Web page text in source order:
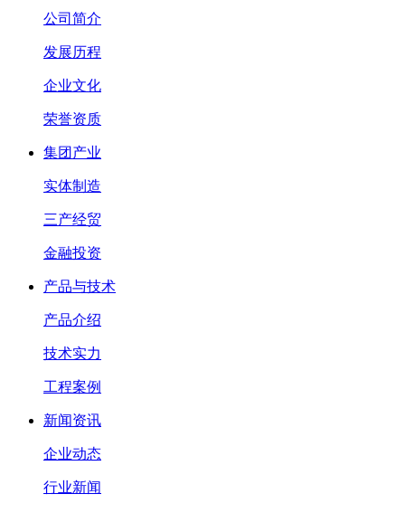
公司简介
发展历程
企业文化
荣誉资质
集团产业
实体制造
三产经贸
金融投资
产品与技术
产品介绍
技术实力
工程案例
新闻资讯
企业动态
行业新闻